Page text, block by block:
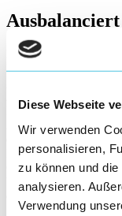
Diese Webseite
Wir verwenden
personalisieren,
zu können und
analysieren.
Verwendung
Durch die
Maschine und in der
Rotortypen
Ausgleichen der
dokumentieren der
Instandhaltung der
ONE bietet eine
Unterstützung
der Maschine.